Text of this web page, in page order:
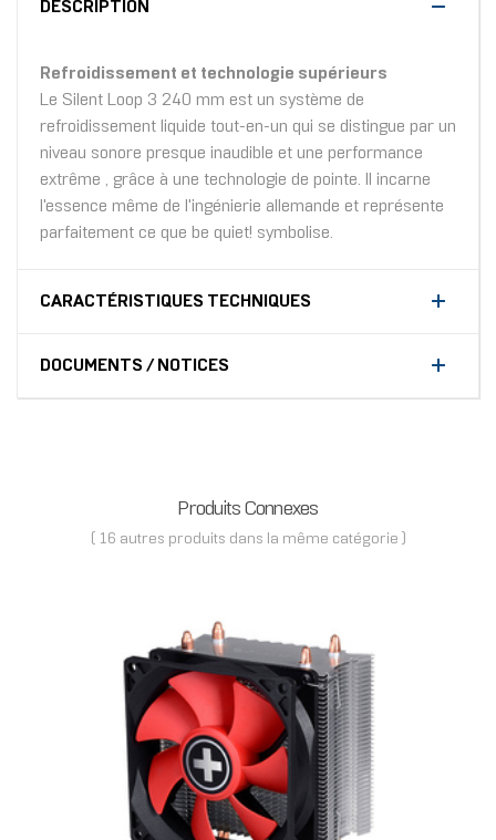
DESCRIPTION
Refroidissement et technologie supérieurs
Le Silent Loop 3 240 mm est un système de
refroidissement liquide tout-en-un qui se distingue par un
niveau sonore presque inaudible et une performance
extrême , grâce à une technologie de pointe. Il incarne
l'essence même de l'ingénierie allemande et représente
parfaitement ce que be quiet! symbolise.
CARACTÉRISTIQUES TECHNIQUES
DOCUMENTS / NOTICES
Produits Connexes
( 16 autres produits dans la même catégorie )